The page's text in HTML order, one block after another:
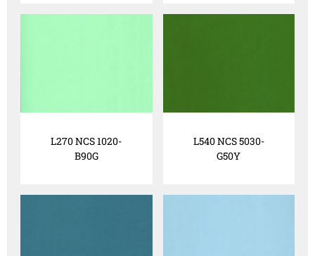
L270 NCS 1020-
B90G
L540 NCS 5030-
G50Y